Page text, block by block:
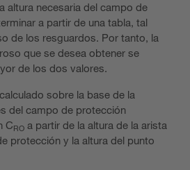
altura necesaria del campo de
a partir de una tabla, tal
de los resguardos. Por tanto, la
que se desea obtener se
de los dos valores.
sobre la base de la
del campo de protección
CRO a partir de la altura de la arista
protección y la altura del punto